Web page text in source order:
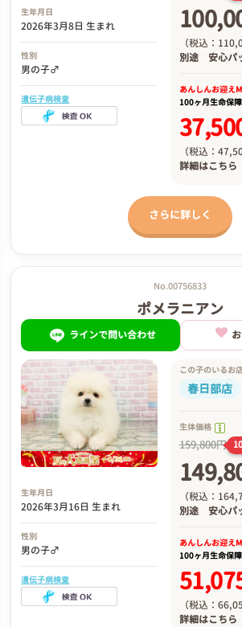
生年月日
2026年3月8日 生まれ
性別
男の子♂
遺伝子病検査
（税込：
別途 安心パ
あんしんお迎え
100ヶ月生命保
（税込：
詳細はこちら
さらに詳しく
No.00756833
ポメラニアン
ラインで問い合わせ
生年月日
2026年3月16日 生まれ
性別
男の子♂
遺伝子病検査
この子のいるお
春日部店
生体価格
159,800円
（税込：
別途 安心パ
あんしんお迎え
100ヶ月生命保
（税込：
詳細はこちら